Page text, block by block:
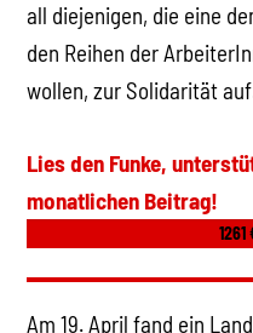
all diejenigen, die eine
den Reihen der
wollen, zur Solidarität
Lies den Funke,
monatlichen Beitrag!
Am 19. April fand ein